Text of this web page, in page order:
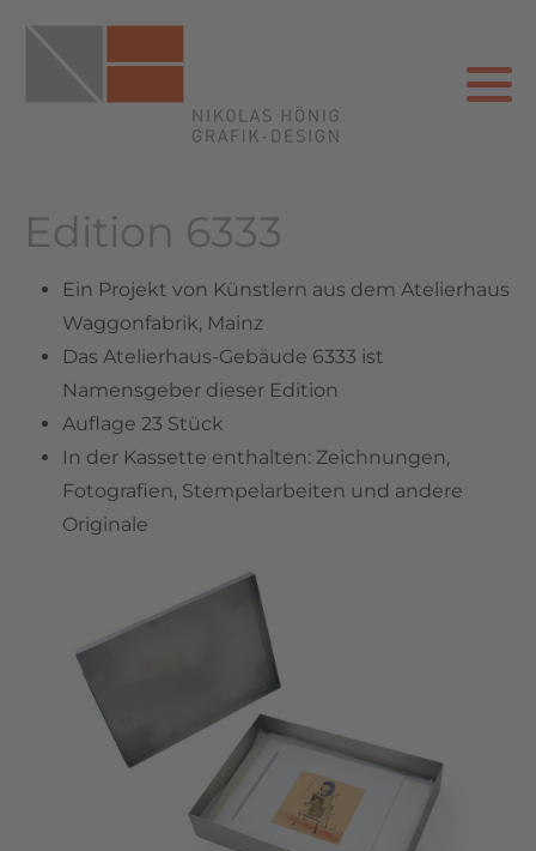
Edition 6333
Ein Projekt von Künstlern aus dem Atelierhaus
Waggonfabrik, Mainz
Das Atelierhaus-Gebäude 6333 ist
Namensgeber dieser Edition
Auflage 23 Stück
In der Kassette enthalten: Zeichnungen,
Fotografien, Stempelarbeiten und andere
Originale